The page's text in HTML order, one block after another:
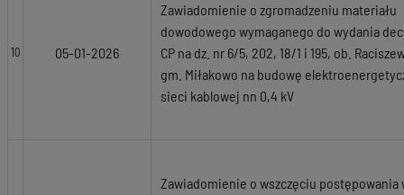
10 05-01-2026
Zawiadomienie o zgromadzeniu materiału
dowodowego wymaganego do wydania
CP na dz. nr 6/5, 202, 18/1 i 195, ob.
gm. Miłakowo na budowę
sieci kablowej nn 0,4 kV
Zawiadomienie o wszczęciu postępowania